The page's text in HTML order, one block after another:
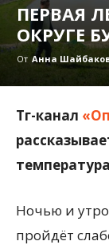
ПЕРВАЯ
ОКРУГЕ
От Анна
Тг-канал
Ночью и
пройдёт